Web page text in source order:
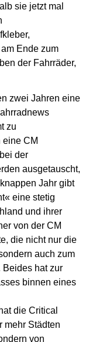
sie jetzt mal
Ende zum
der Fahrräder,
zwei Jahren eine
zu
CM
der
ausgetauscht,
Jahr gibt
eine stetig
und ihrer
von der CM
die nicht nur die
auch zum
Beides hat zur
binnen eines
die Critical
mehr Städten
von